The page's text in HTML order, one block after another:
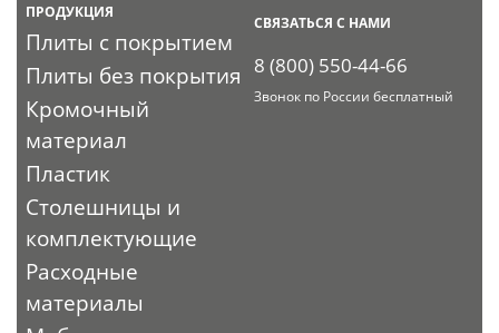
ПРОДУКЦИЯ
Плиты с покрытием
Плиты без покрытия
Кромочный
материал
Пластик
Столешницы и
комплектующие
Расходные
материалы
СВЯЗАТЬСЯ С НАМИ
8 (800) 550-44-66
Звонок по России бесплатный